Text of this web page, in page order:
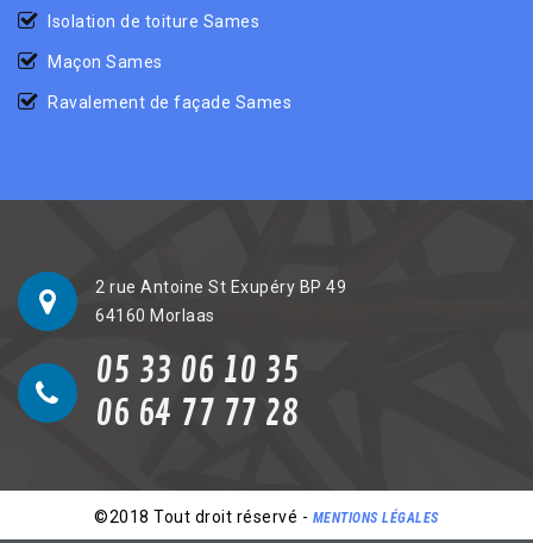
Isolation de toiture Sames
Maçon Sames
Ravalement de façade Sames
2 rue Antoine St Exupéry BP 49
64160 Morlaas
05 33 06 10 35
06 64 77 77 28
©2018 Tout droit réservé - MENTIONS LÉGALES